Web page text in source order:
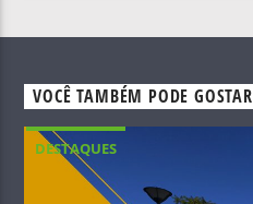
VOCÊ TAMBÉM PODE GOSTAR
DESTAQUES